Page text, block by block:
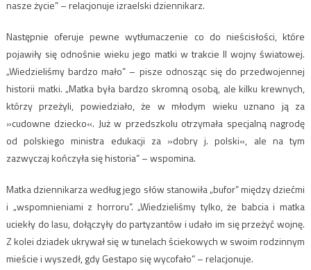
nasze życie” – relacjonuje izraelski dziennikarz.
Następnie oferuje pewne wytłumaczenie co do nieścisłości, które
pojawiły się odnośnie wieku jego matki w trakcie II wojny światowej.
„Wiedzieliśmy bardzo mało” – pisze odnosząc się do przedwojennej
historii matki. „Matka była bardzo skromną osobą, ale kilku krewnych,
którzy przeżyli, powiedziało, że w młodym wieku uznano ją za
»cudowne dziecko«. Już w przedszkolu otrzymała specjalną nagrodę
od polskiego ministra edukacji za »dobry j. polski«, ale na tym
zazwyczaj kończyła się historia” – wspomina.
Matka dziennikarza według jego słów stanowiła „bufor” między dziećmi
i „wspomnieniami z horroru”. „Wiedzieliśmy tylko, że babcia i matka
uciekły do lasu, dołączyły do partyzantów i udało im się przeżyć wojnę.
Z kolei dziadek ukrywał się w tunelach ściekowych w swoim rodzinnym
mieście i wyszedł, gdy Gestapo się wycofało” – relacjonuje.